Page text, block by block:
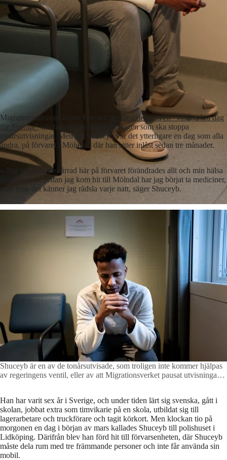
Migrationsminister Johan Forssell
beskrev det som en ”väldigt bra dag
för Sverige”när han presenterade förslagen som ska stoppa
tonårsutvisningar. Men för Shuceyb var det ytterligare en dag som alla
andra, på förvaret i Mölndal, där han sitter inlåst sedan tre månader.
– När jag blev inspärrad här på förvaret förändrades allt och min hälsa
försämrades. Sedan jag kom hit till Mölndal har jag börjat ta mediciner,
men trots det känner jag rädsla varje natt, säger Shuceyb.
Shuceyb är en av de tonårsutvisade, som troligen inte kommer hjälpas
av regeringens ventil, eller av att Migrationsverket pausat utvisningarna
identitet på rätt sätt.Foto: Anders Deros
Han har varit sex år i Sverige, och under tiden lärt sig svenska, gått i
skolan, jobbat extra som timvikarie på en skola, utbildat sig till
lagerarbetare och truckförare och tagit körkort. Men klockan tio på
morgonen en dag i början av mars kallades Shuceyb till polishuset i
Lidköping. Därifrån blev han förd hit till förvarsenheten, där Shuceyb
måste dela rum med tre främmande personer och inte får använda sin
mobil.